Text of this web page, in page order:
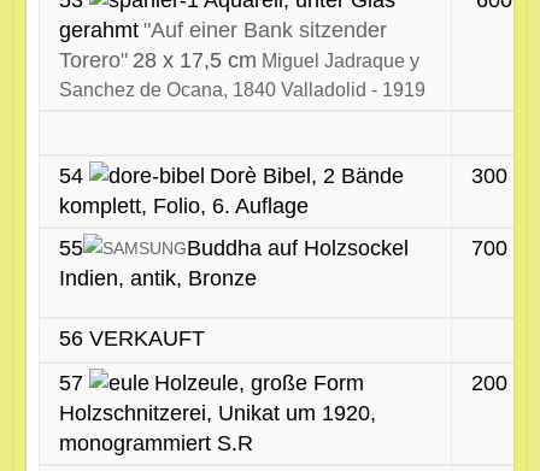
gerahmt "Auf einer Bank sitzender
Torero" 28 x 17,5 cm Miguel Jadraque y
Sanchez de Ocana, 1840 Valladolid - 1919
54
Dorè Bibel, 2 Bände
komplett, Folio, 6. Auflage
300 €
55
Buddha auf Holzsockel
Indien, antik, Bronze
700 €
56 VERKAUFT
57
Holzeule, große Form
Holzschnitzerei, Unikat um 1920,
monogrammiert S.R
200 €